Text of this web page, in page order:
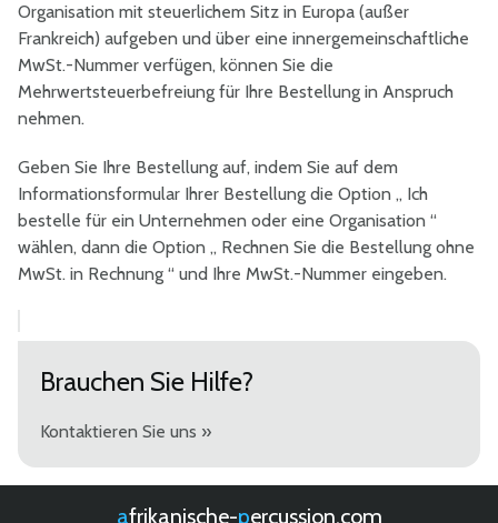
Organisation mit steuerlichem Sitz in Europa (außer
Frankreich) aufgeben und über eine innergemeinschaftliche
MwSt.-Nummer verfügen, können Sie die
Mehrwertsteuerbefreiung für Ihre Bestellung in Anspruch
nehmen.
Geben Sie Ihre Bestellung auf, indem Sie auf dem
Informationsformular Ihrer Bestellung die Option „ Ich
bestelle für ein Unternehmen oder eine Organisation “
wählen, dann die Option „ Rechnen Sie die Bestellung ohne
MwSt. in Rechnung “ und Ihre MwSt.-Nummer eingeben.
Brauchen Sie Hilfe?
Kontaktieren Sie uns »
afrikanische- percussion.com